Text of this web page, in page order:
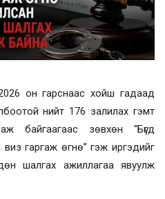
он гарснаас хойш гадаад
нийт 176 залилах гэмт
байгаагаас зөвхөн “Бүгд
гаргаж өгнө” гэж иргэдийг
шалгах ажиллагаа явуулж